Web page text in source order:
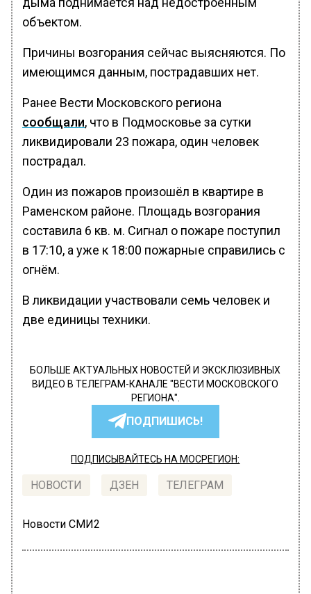
объектом.
Причины возгорания сейчас выясняются. По
имеющимся данным, пострадавших нет.
Ранее Вести Московского региона
сообщали, что в Подмосковье за сутки
ликвидировали 23 пожара, один человек
пострадал.
Один из пожаров произошёл в квартире в
Раменском районе. Площадь возгорания
составила 6 кв. м. Сигнал о пожаре поступил
в 17:10, а уже к 18:00 пожарные справились с
огнём.
В ликвидации участвовали семь человек и
две единицы техники.
БОЛЬШЕ АКТУАЛЬНЫХ НОВОСТЕЙ И ЭКСКЛЮЗИВНЫХ
ВИДЕО В ТЕЛЕГРАМ-КАНАЛЕ "ВЕСТИ МОСКОВСКОГО
РЕГИОНА".
ПОДПИШИСЬ!
ПОДПИСЫВАЙТЕСЬ НА МОСРЕГИОН:
НОВОСТИ ДЗЕН ТЕЛЕГРАМ
Новости СМИ2